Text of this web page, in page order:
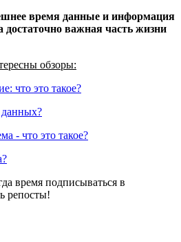
время данные и информация
достаточно важная часть жизни
обзоры:
что это такое?
- что это такое?
время подписываться в
репосты!